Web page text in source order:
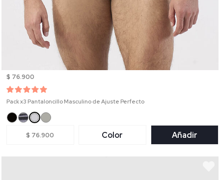
$ 76.900
Pack x3 Pantaloncillo Masculino de Ajuste Perfecto
$ 76.900 Color Añadir